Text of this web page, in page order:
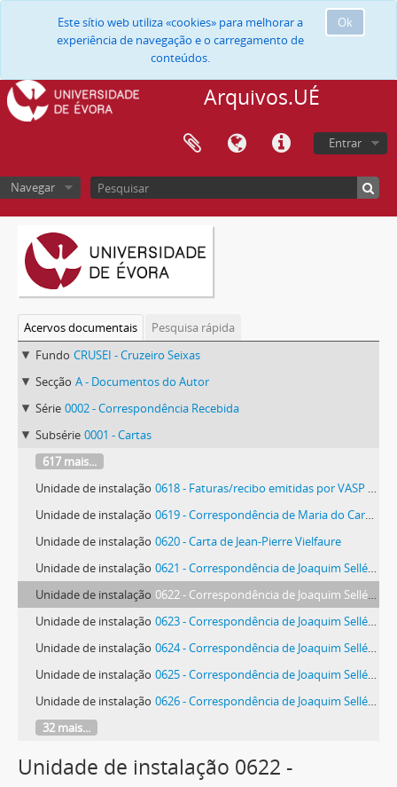
Ok
Este sítio web utiliza «cookies» para melhorar a
experiência de navegação e o carregamento de
conteúdos.
Arquivos.UÉ
Entrar
Navegar
Acervos documentais
Pesquisa rápida
Fundo CRUSEI - Cruzeiro Seixas
Secção A - Documentos do Autor
Série 0002 - Correspondência Recebida
Subsérie 0001 - Cartas
617 mais...
Unidade de instalação 0618 - Faturas/recibo emitidas por VASP Premium - Entrega Personalizada de Publicações, Lda.
Unidade de instalação 0619 - Correspondência de Maria do Carmo Vieira
Unidade de instalação 0620 - Carta de Jean-Pierre Vielfaure
Unidade de instalação 0621 - Correspondência de Joaquim Sellés Paes de Villas-Bôas
Unidade de instalação 0622 - Correspondência de Joaquim Sellés Paes de Villas-Bôas
Unidade de instalação 0623 - Correspondência de Joaquim Sellés Paes de Villas-Bôas
Unidade de instalação 0624 - Correspondência de Joaquim Sellés Paes de Villas-Bôas
Unidade de instalação 0625 - Correspondência de Joaquim Sellés Paes de Villas-Bôas
Unidade de instalação 0626 - Correspondência de Joaquim Sellés Paes de Villas-Bôas
32 mais...
Unidade de instalação 0622 -